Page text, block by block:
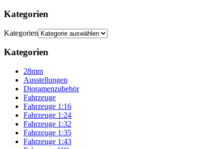
Kategorien
Kategorien
Kategorien
28mm
Ausstellungen
Dioramenzubehör
Fahrzeuge
Fahrzeuge 1:16
Fahrzeuge 1:24
Fahrzeuge 1:32
Fahrzeuge 1:35
Fahrzeuge 1:43